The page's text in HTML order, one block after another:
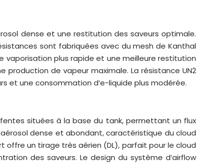
dense et une restitution des saveurs optimale.
sont fabriquées avec du mesh de Kanthal
vaporisation plus rapide et une meilleure restitution
production de vapeur maximale. La résistance UN2
et une consommation d’e-liquide plus modérée.
situées à la base du tank, permettant un flux
dense et abondant, caractéristique du cloud
offre un tirage très aérien (DL), parfait pour le cloud
des saveurs. Le design du système d’airflow